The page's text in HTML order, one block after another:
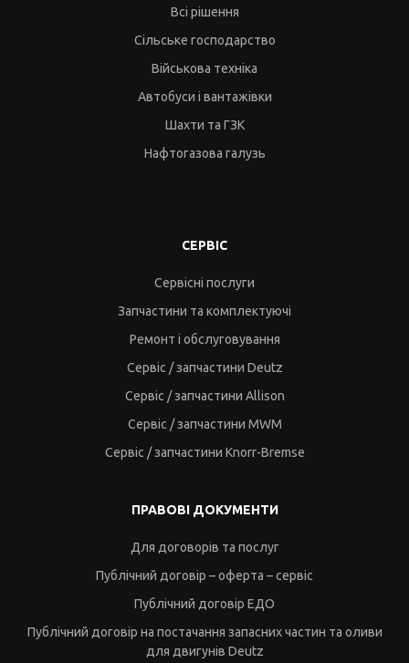
Всі рішення
Сільське господарство
Військова техніка
Автобуси і вантажівки
Шахти та ГЗК
Нафтогазова галузь
СЕРВІС
Сервісні послуги
Запчастини та комплектуючі
Ремонт і обслуговування
Сервіс / запчастини Deutz
Сервіс / запчастини Allison
Сервіс / запчастини MWM
Сервіс / запчастини Knorr-Bremse
ПРАВОВІ ДОКУМЕНТИ
Для договорів та послуг
Публічний договір – оферта – сервіс
Публічний договір ЕДО
Публічний договір на постачання запасних частин та оливи
для двигунів Deutz